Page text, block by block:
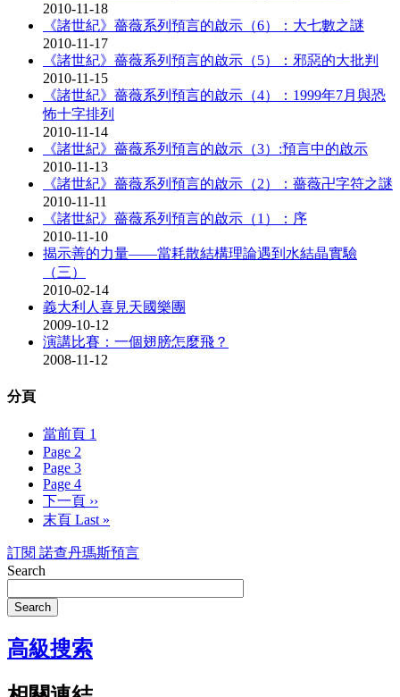
2010-11-18
《諸世紀》薔薇系列預言的啟示（6）：大七數之謎
2010-11-17
《諸世紀》薔薇系列預言的啟示（5）：邪惡的大批判
2010-11-15
《諸世紀》薔薇系列預言的啟示（4）：1999年7月與恐
怖十字排列
2010-11-14
《諸世紀》薔薇系列預言的啟示（3）:預言中的啟示
2010-11-13
《諸世紀》薔薇系列預言的啟示（2）：薔薇卍字符之謎
2010-11-11
《諸世紀》薔薇系列預言的啟示（1）：序
2010-11-10
揭示善的力量――當耗散結構理論遇到水結晶實驗
（三）
2010-02-14
義大利人喜見天國樂團
2009-10-12
演講比賽：一個翅膀怎麼飛？
2008-11-12
分頁
當前頁 1
Page 2
Page 3
Page 4
下一頁 ››
末頁 Last »
訂閱 諾查丹瑪斯預言
Search
Search
高級搜索